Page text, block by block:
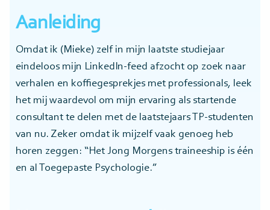
Aanleiding
Omdat ik (Mieke) zelf in mijn laatste studiejaar
eindeloos mijn LinkedIn-feed afzocht op zoek naar
verhalen en koffiegesprekjes met professionals, leek
het mij waardevol om mijn ervaring als startende
consultant te delen met de laatstejaars TP-studenten
van nu. Zeker omdat ik mijzelf vaak genoeg heb
horen zeggen: “Het Jong Morgens traineeship is één
en al Toegepaste Psychologie.”